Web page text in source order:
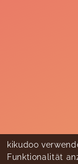
kikudoo
Funktionalität